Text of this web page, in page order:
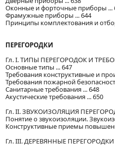
Оконные и форточные приборы ...
Фрамужные приборы ... 644
Принципы комплектования и
ПЕРЕГОРОДКИ
Гл. I. ТИПЫ ПЕРЕГОРОДОК И
Основные типы ... 647
Требования конструктивные и
Требования пожарной
Санитарные требования ... 648
Акустические требования ... 650
Гл. II. ЗВУКОИЗОЛЯЦИЯ
Понятие о звукоизоляции.
Конструктивные приемы
Гл. III. ДЕРЕВЯННЫЕ ПЕРЕГОРОДКИ